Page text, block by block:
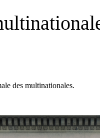
des multinationales.